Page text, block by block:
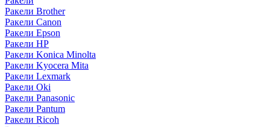
Ракели Brother
Ракели Canon
Ракели Epson
Ракели HP
Ракели Konica Minolta
Ракели Kyocera Mita
Ракели Lexmark
Ракели Oki
Ракели Panasonic
Ракели Pantum
Ракели Ricoh